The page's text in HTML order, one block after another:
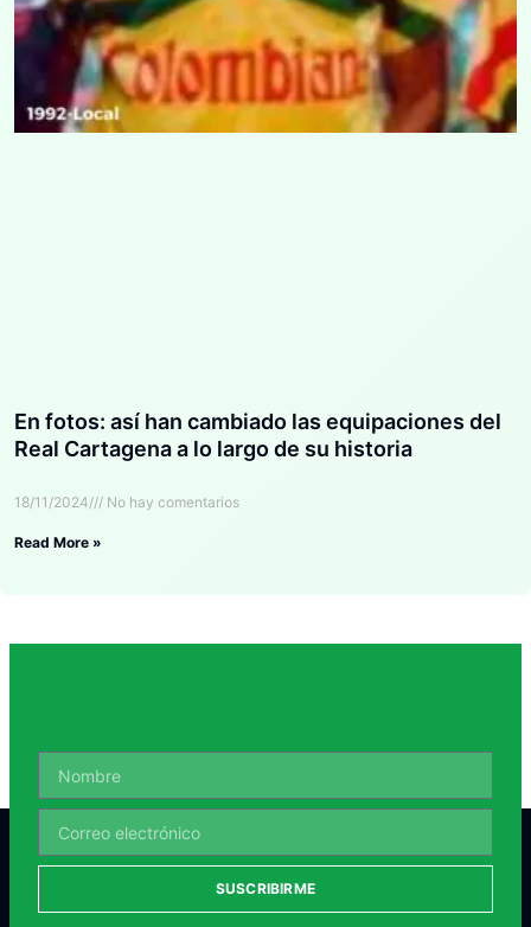
En fotos: así han cambiado las equipaciones del
Real Cartagena a lo largo de su historia
18/11/2024 No hay comentarios
Read More »
SUSCRIBIRME